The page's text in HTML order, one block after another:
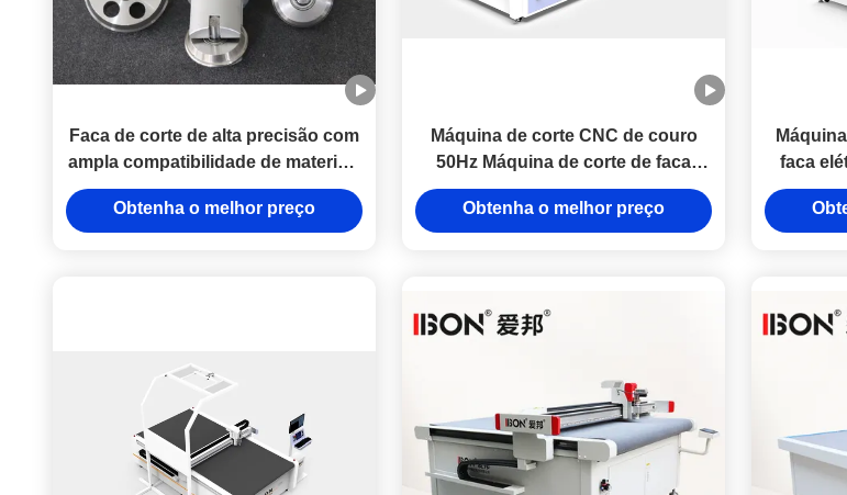
Faca de corte de alta precisão com
ampla compatibilidade de materiais
e durabilidade industrial para
máquinas de corte de facas
Obtenha o melhor preço
Máquina de corte CNC de couro
50Hz Máquina de corte de faca
personalizada para painel de
isolamento de lã mineral
Obtenha o melhor preço
faca